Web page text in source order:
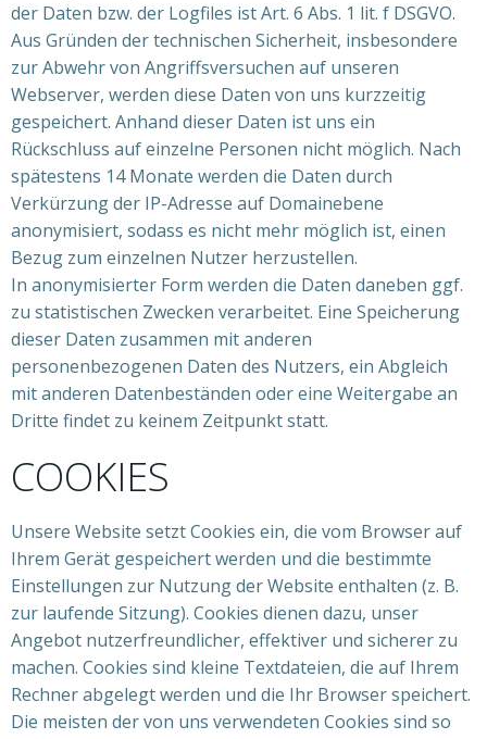
der Daten bzw. der Logfiles ist Art. 6 Abs. 1 lit. f DSGVO.
Aus Gründen der technischen Sicherheit, insbesondere
zur Abwehr von Angriffsversuchen auf unseren
Webserver, werden diese Daten von uns kurzzeitig
gespeichert. Anhand dieser Daten ist uns ein
Rückschluss auf einzelne Personen nicht möglich. Nach
spätestens 14 Monate werden die Daten durch
Verkürzung der IP-Adresse auf Domainebene
anonymisiert, sodass es nicht mehr möglich ist, einen
Bezug zum einzelnen Nutzer herzustellen.
In anonymisierter Form werden die Daten daneben ggf.
zu statistischen Zwecken verarbeitet. Eine Speicherung
dieser Daten zusammen mit anderen
personenbezogenen Daten des Nutzers, ein Abgleich
mit anderen Datenbeständen oder eine Weitergabe an
Dritte findet zu keinem Zeitpunkt statt.
COOKIES
Unsere Website setzt Cookies ein, die vom Browser auf
Ihrem Gerät gespeichert werden und die bestimmte
Einstellungen zur Nutzung der Website enthalten (z. B.
zur laufende Sitzung). Cookies dienen dazu, unser
Angebot nutzerfreundlicher, effektiver und sicherer zu
machen. Cookies sind kleine Textdateien, die auf Ihrem
Rechner abgelegt werden und die Ihr Browser speichert.
Die meisten der von uns verwendeten Cookies sind so